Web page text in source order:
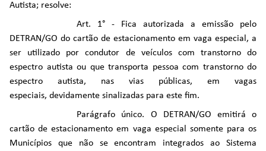
Autista; resolve:
Art. 1° - Fica autorizada a emissão pelo
DETRAN/GO do cartão de estacionamento em vaga especial, a
ser utilizado por condutor de veículos com transtorno do
espectro autista ou que transporta pessoa com transtorno do
espectro autista, nas vias públicas, em vagas
especiais, devidamente sinalizadas para este fim.
Parágrafo único. O DETRAN/GO emitirá o
cartão de estacionamento em vaga especial somente para os
Municípios que não se encontram integrados ao Sistema